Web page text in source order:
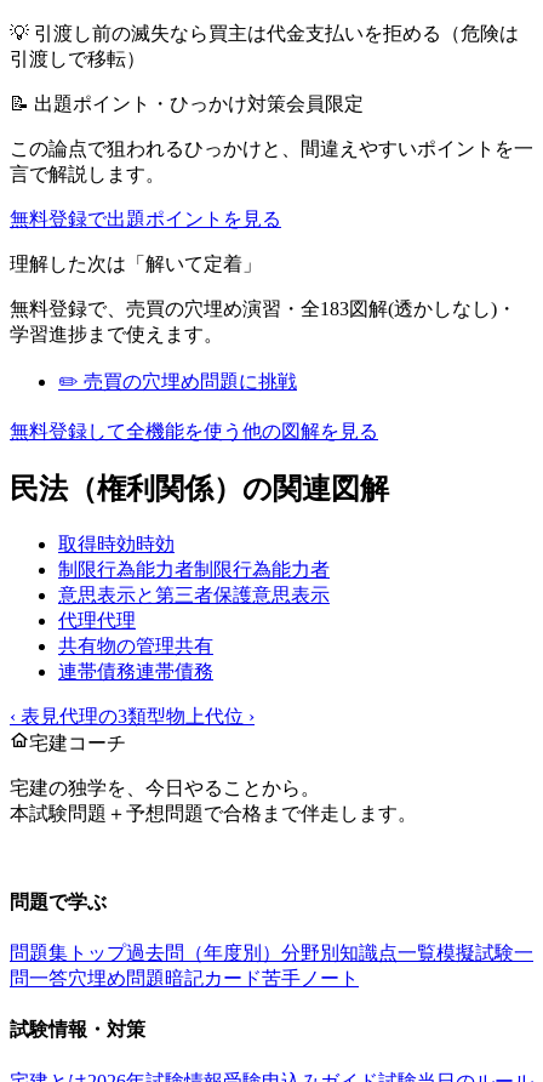
💡 引渡し前の滅失なら買主は代金支払いを拒める（危険は
引渡しで移転）
📝 出題ポイント・ひっかけ対策会員限定
この論点で狙われるひっかけと、間違えやすいポイントを一
言で解説します。
無料登録で出題ポイントを見る
理解した次は「解いて定着」
無料登録で、 売買の穴埋め演習・全183図解(透かしなし)・
学習進捗まで使えます。
✏️ 売買の穴埋め問題に挑戦
無料登録して全機能を使う 他の図解を見る
民法（権利関係） の関連図解
取得時効時効
制限行為能力者制限行為能力者
意思表示と第三者保護意思表示
代理代理
共有物の管理共有
連帯債務連帯債務
‹ 表見代理の3類型物上代位 ›
宅建コーチ
宅建の独学を、今日やることから。
本試験問題＋予想問題で合格まで伴走します。
問題で学ぶ
問題集トップ過去問（年度別） 分野別 知識点一覧模擬試験一
問一答穴埋め問題暗記カード苦手ノート
試験情報・対策